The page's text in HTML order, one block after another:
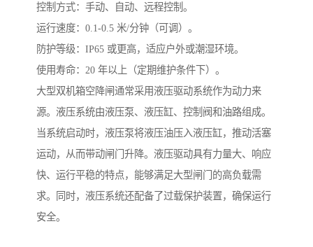
控制方式：手动、自动、远程控制。
运行速度：0.1-0.5 米/分钟（可调）。
防护等级：IP65 或更高，适应户外或潮湿环境。
使用寿命：20 年以上（定期维护条件下）。
大型双机箱空降闸通常采用液压驱动系统作为动力来
源。液压系统由液压泵、液压缸、控制阀和油路组成。
当系统启动时，液压泵将液压油压入液压缸，推动活塞
运动，从而带动闸门升降。液压驱动具有力量大、响应
快、运行平稳的特点，能够满足大型闸门的高负载需
求。同时，液压系统还配备了过载保护装置，确保运行
安全。